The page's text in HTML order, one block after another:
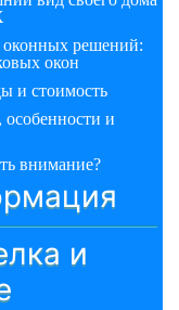
оконных решений:
окон
и стоимость
и
внимание?
и